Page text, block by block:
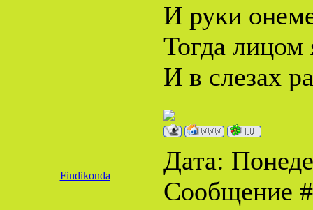
И руки
Тогда лицом
И в слезах
Findikonda
Дата:
Сообщение